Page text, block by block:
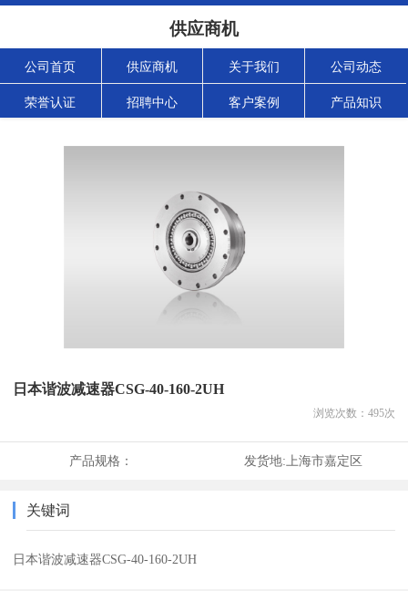
供应商机
公司首页 供应商机 关于我们 公司动态
荣誉认证 招聘中心 客户案例 产品知识
日本谐波减速器CSG-40-160-2UH
浏览次数： 495次
产品规格： 发货地: 上海市嘉定区
关键词
日本谐波减速器CSG-40-160-2UH